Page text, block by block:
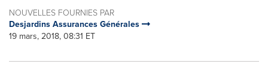
NOUVELLES FOURNIES PAR
Desjardins Assurances Générales
19 mars, 2018, 08:31 ET